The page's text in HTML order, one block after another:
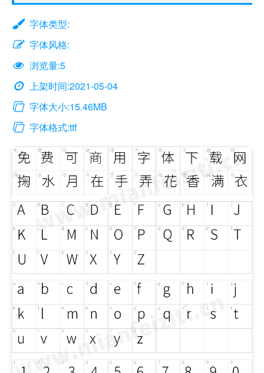
字体类型:
字体风格:
浏览量:5
上架时间:2021-05-04
字体大小:15.46MB
字体格式:ttf